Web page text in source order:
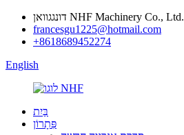
דונגגוואן NHF Machinery Co., Ltd.
francesgu1225@hotmail.com
+8618689452274
English
בַּיִת
פִּתָרוֹן